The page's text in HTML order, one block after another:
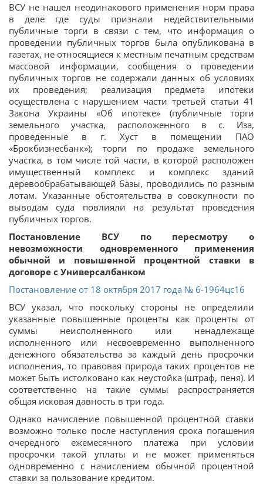
ВСУ не нашел неодинакового применения норм права
в деле где суды признали недействительными
публичные торги в связи с тем, что информация о
проведении публичных торгов была опубликована в
газетах, не относящиеся к местным печатным средствам
массовой информации, сообщения о проведении
публичных торгов не содержали данных об условиях
их проведения; реализация предмета ипотеки
осуществлена с нарушением части третьей статьи 41
Закона Украины «Об ипотеке» (публичные торги
земельного участка, расположенного в с. Иза,
проведенные в г. Хуст в помещении ПАО
«Брокбизнесбанк»); торги по продаже земельного
участка, в том числе той части, в которой расположен
имущественный комплекс и комплекс зданий
деревообрабатывающей базы, проводились по разным
лотам. Указанные обстоятельства в совокупности по
выводам суда повлияли на результат проведения
публичных торгов.
Постановление ВСУ по пересмотру о
невозможности одновременного применения
обычной и повышенной процентной ставки в
договоре с Универсалбанком
Постановление от 18 октября 2017 года № 6-1964цс16
ВСУ указал, что поскольку стороны не определили
указанные повышенные проценты как проценты от
суммы неисполненного или ненадлежаще
исполненного или несвоевременно выполненного
денежного обязательства за каждый день просрочки
исполнения, то правовая природа таких процентов не
может быть истолковано как неустойка (штраф, пеня). И
соответственно на такие суммы распространяется
общая исковая давность в три года.
Однако начисление повышенной процентной ставки
возможно только после наступления срока погашения
очередного ежемесячного платежа при условии
просрочки такой уплаты и не может применяться
одновременно с начислением обычной процентной
ставки за пользование кредитом.